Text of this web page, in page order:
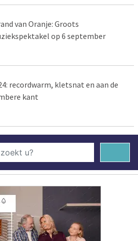
van Oranje: Groots
op 6 september
recordwarm, kletsnat en aan de
kant